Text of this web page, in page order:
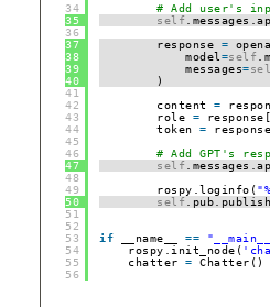
34
35
36
37
38
39
40
41
42
43
44
45
46
47
48
49
50
51
52
53
54
55
56
# Add user's
self
response =
model=self
messages=
)
content =
role = response[
token =
# Add GPT's
self
rospy.loginfo(
self
if __name__ ==
rospy.init_node(
chatter = Chatter()